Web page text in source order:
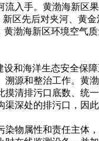
入手。黄渤海新
区先后对夹河、黄
渤海新区环境空
和海洋生态安全保障
源和整治工作。
清排污口底数、统一
深处的排污口，
物属性和责任主